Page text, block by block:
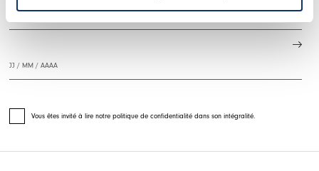
Vous êtes invité à lire notre politique de confidentialité dans son intégralité.